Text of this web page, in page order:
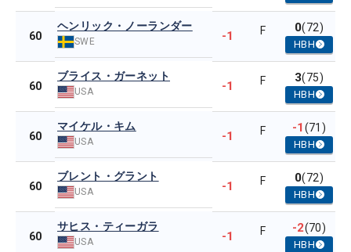
60
ヘンリック・ノーランダー
SWE -1 F 0(72)
HBH
60
ブライス・ガーネット
USA -1 F 3(75)
HBH
60
マイケル・キム
USA -1 F -1(71)
HBH
60
ブレント・グラント
USA -1 F 0(72)
HBH
60
サヒス・ティーガラ
USA -1 F -2(70)
HBH